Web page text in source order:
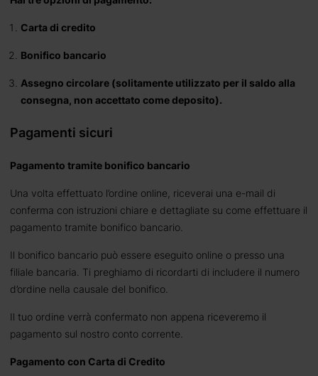
Carta di credito
Bonifico bancario
Assegno circolare (solitamente utilizzato per il saldo alla
consegna, non accettato come deposito).
Pagamenti sicuri
Pagamento tramite bonifico bancario
Una volta effettuato l’ordine online, riceverai una e-mail di
conferma con istruzioni chiare e dettagliate su come effettuare il
pagamento tramite bonifico bancario.
Il bonifico bancario può essere eseguito online o presso una
filiale bancaria. Ti preghiamo di ricordarti di includere il numero
d’ordine nella causale del bonifico.
Il tuo ordine verrà confermato non appena riceveremo il
pagamento sul nostro conto corrente.
Pagamento con Carta di Credito